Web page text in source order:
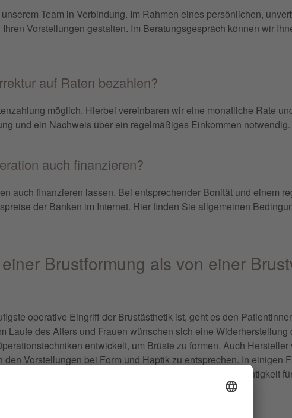
Team in Verbindung. Im Rahmen eines persönlichen,
Vorstellungen gestalten. Im Beratungsgespräch können wir
auf Raten bezahlen?
möglich. Hierbei vereinbaren wir eine monatliche Rate
und ein Nachweis über ein regelmäßiges Einkommen notwendig.
auch finanzieren?
auch finanzieren lassen. Bei entsprechender Bonität und einem
der Banken im Internet. Hier finden Sie allgemeinen
Brustformung als von einer
operative Eingriff der Brustästhetik ist, geht es den
Laufe des Alters und Frauen wünschen sich eine
entwickelt, um Brüste zu formen. Auch
Vorstellungen bei Form und Haptik zu entsprechen. In einigen
Auch hier ist die Formung der Brust von größter Wichtigkeit
Jahre an Häufigkeit.